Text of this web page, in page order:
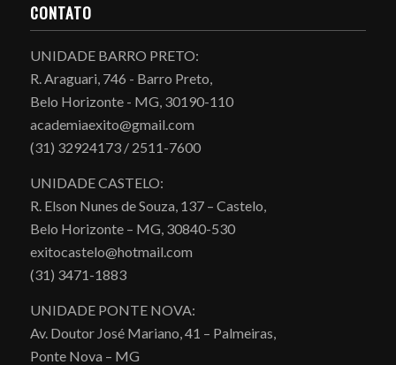
CONTATO
UNIDADE BARRO PRETO:
R. Araguari, 746 - Barro Preto,
Belo Horizonte - MG, 30190-110
academiaexito@gmail.com
(31) 32924173 / 2511-7600
UNIDADE CASTELO:
R. Elson Nunes de Souza, 137 – Castelo,
Belo Horizonte – MG, 30840-530
exitocastelo@hotmail.com
(31) 3471-1883
UNIDADE PONTE NOVA:
Av. Doutor José Mariano, 41 – Palmeiras,
Ponte Nova – MG